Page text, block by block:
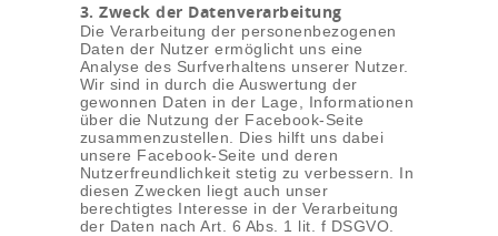
3. Zweck der Datenverarbeitung
Die Verarbeitung der personenbezogenen
Daten der Nutzer ermöglicht uns eine
Analyse des Surfverhaltens unserer Nutzer.
Wir sind in durch die Auswertung der
gewonnen Daten in der Lage, Informationen
über die Nutzung der Facebook-Seite
zusammenzustellen. Dies hilft uns dabei
unsere Facebook-Seite und deren
Nutzerfreundlichkeit stetig zu verbessern. In
diesen Zwecken liegt auch unser
berechtigtes Interesse in der Verarbeitung
der Daten nach Art. 6 Abs. 1 lit. f DSGVO.